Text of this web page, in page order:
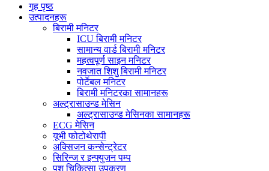
गृह पृष्ठ
उत्पादनहरू
बिरामी मनिटर
ICU बिरामी मनिटर
सामान्य वार्ड बिरामी मनिटर
महत्वपूर्ण साइन मनिटर
नवजात शिशु बिरामी मनिटर
पोर्टेबल मनिटर
बिरामी मनिटरका सामानहरू
अल्ट्रासाउन्ड मेसिन
अल्ट्रासाउन्ड मेसिनका सामानहरू
ECG मेसिन
यूभी फोटोथेरापी
अक्सिजन कन्सेन्ट्रेटर
सिरिन्ज र इन्फ्युजन पम्प
पशु चिकित्सा उपकरण